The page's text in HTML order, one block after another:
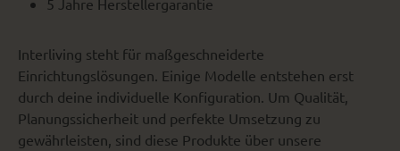
5 Jahre Herstellergarantie
Interliving steht für maßgeschneiderte
Einrichtungslösungen. Einige Modelle entstehen erst
durch deine individuelle Konfiguration. Um Qualität,
Planungssicherheit und perfekte Umsetzung zu
gewährleisten, sind diese Produkte über unsere